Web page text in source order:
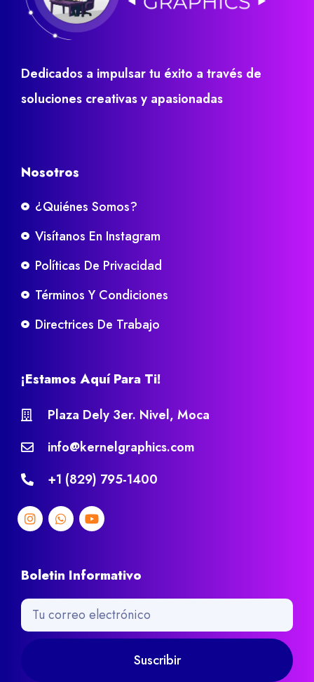
Dedicados a impulsar tu éxito a través de
soluciones creativas y apasionadas
Nosotros
¿Quiénes Somos?
Visítanos En Instagram
Políticas De Privacidad
Términos Y Condiciones
Directrices De Trabajo
¡Estamos Aquí Para Ti!
Plaza Dely 3er. Nivel, Moca
info@kernelgraphics.com
+1 (829) 795-1400
Boletin Informativo
Suscribir